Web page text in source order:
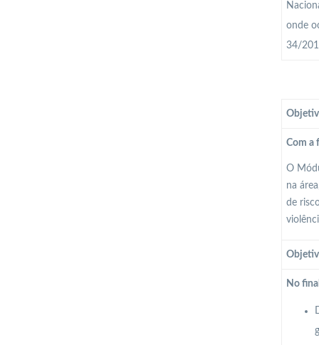
onde
34/
Com a
O
na
de
No